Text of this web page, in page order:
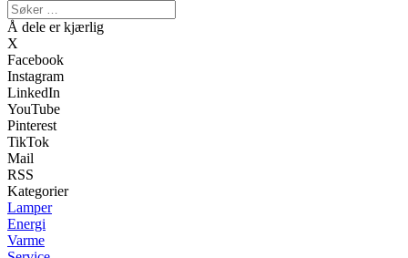
Å dele er kjærlig
X
Facebook
Instagram
LinkedIn
YouTube
Pinterest
TikTok
Mail
RSS
Kategorier
Lamper
Energi
Varme